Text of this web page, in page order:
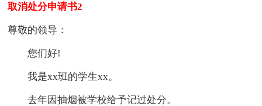
取消处分申请书2
尊敬的领导：
您们好!
我是xx班的学生xx。
去年因抽烟被学校给予记过处分。